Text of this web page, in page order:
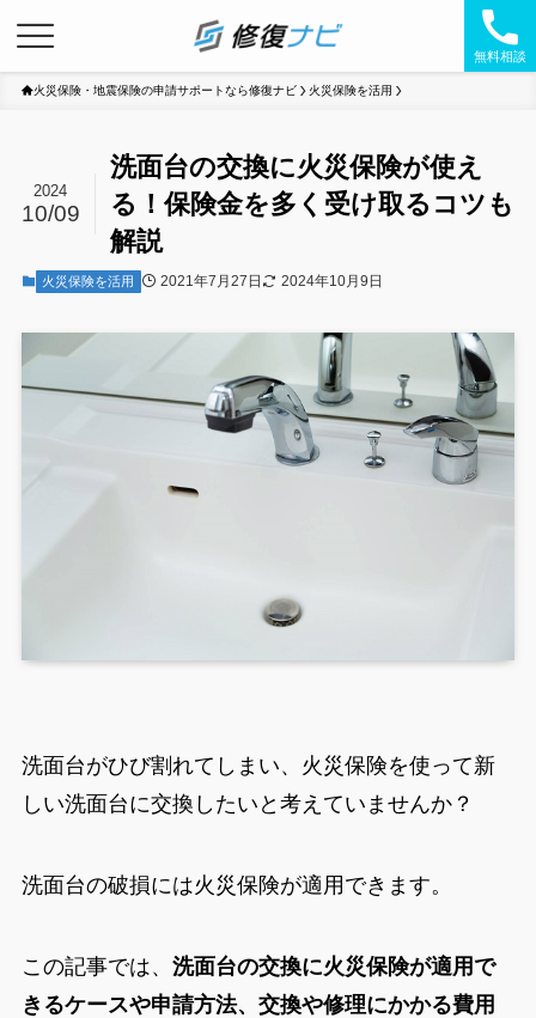
無料相談
火災保険・地震保険の申請サポートなら修復ナビ 火災保険を活用
洗面台の交換に火災保険が使え
る！保険金を多く受け取るコツも
解説
2024
10/09
火災保険を活用 2021年7月27日 2024年10月9日
洗面台がひび割れてしまい、火災保険を使って新
しい洗面台に交換したいと考えていませんか？
洗面台の破損には火災保険が適用できます。
この記事では、 洗面台の交換に火災保険が適用で
きるケースや申請方法、交換や修理にかかる費用